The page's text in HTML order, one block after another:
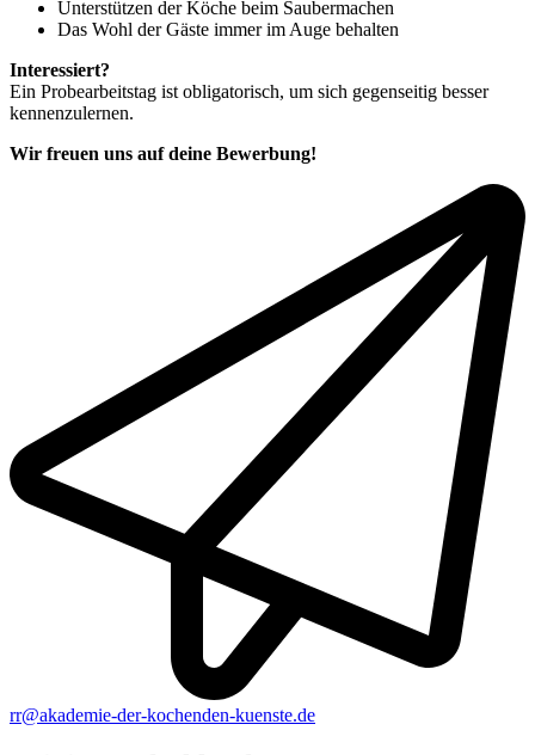
Unterstützen der Köche beim Saubermachen
Das Wohl der Gäste immer im Auge behalten
Interessiert?
Ein Probearbeitstag ist obligatorisch, um sich gegenseitig besser
kennenzulernen.
Wir freuen uns auf deine Bewerbung!
rr@akademie-der-kochenden-kuenste.de